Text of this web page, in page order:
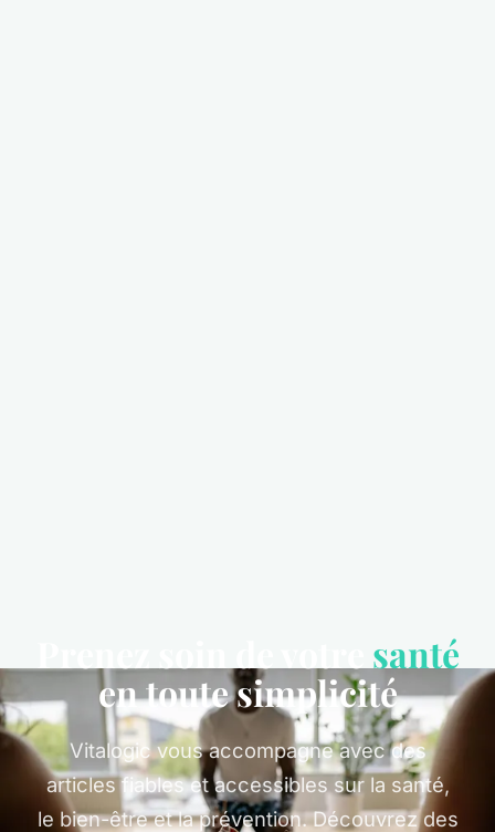
santé
en toute simplicité
Vitalogic vous accompagne avec des
articles fiables et accessibles sur la santé,
le bien-être et la prévention. Découvrez des